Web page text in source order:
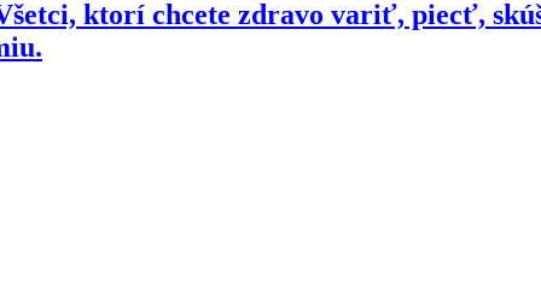
ktorí chcete zdravo variť, piecť,